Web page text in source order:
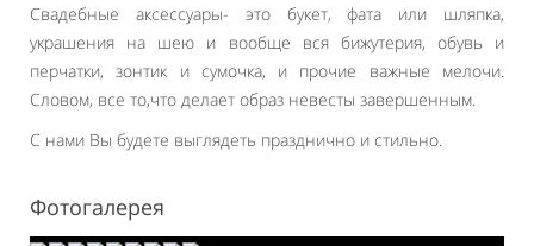
Свадебные аксессуары- это букет, фата или шляпка,
украшения на шею и вообще вся бижутерия, обувь и
перчатки, зонтик и сумочка, и прочие важные мелочи.
Словом, все то,что делает образ невесты завершенным.
С нами Вы будете выглядеть празднично и стильно.
Фотогалерея